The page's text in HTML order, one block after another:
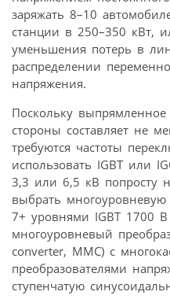
заряжать 8–10
станции в 250–350 кВт,
уменьшения потерь в
распределении
напряжения.
Поскольку
стороны составляет не
требуются частоты
использовать IGBT или
3,3 или 6,5 кВ попросту
выбрать
7+ уровнями IGBT 1700
многоуровневый
converter, MMC) с
преобразователями
ступенчатую